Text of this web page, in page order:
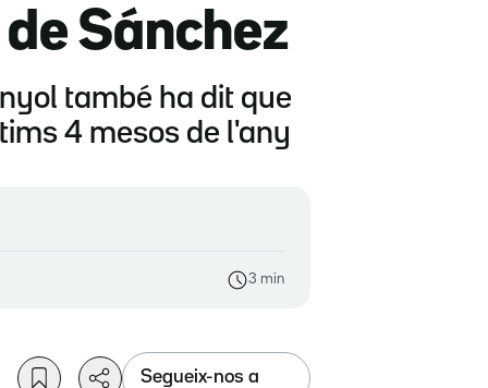
Sánchez
també ha dit que
4 mesos de l'any
3 min
Segueix-nos a